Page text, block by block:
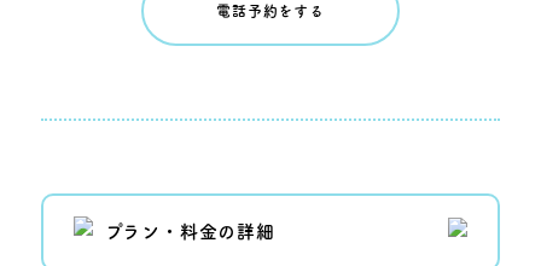
電話予約をする
プラン・料金の詳細